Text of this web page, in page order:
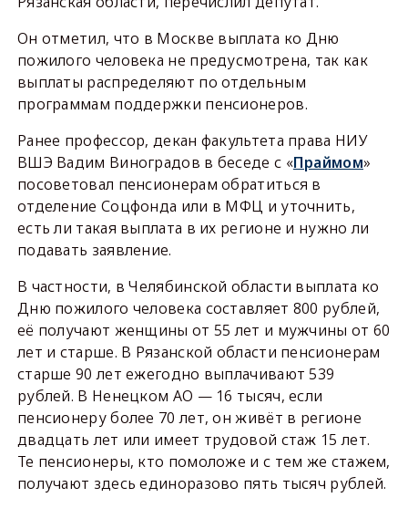
Он отметил, что в Москве выплата ко Дню
пожилого человека не предусмотрена, так как
выплаты распределяют по отдельным
программам поддержки пенсионеров.
Ранее профессор, декан факультета права НИУ
ВШЭ Вадим Виноградов в беседе с «Праймом»
посоветовал пенсионерам обратиться в
отделение Соцфонда или в МФЦ и уточнить,
есть ли такая выплата в их регионе и нужно ли
подавать заявление.
В частности, в Челябинской области выплата ко
Дню пожилого человека составляет 800 рублей,
её получают женщины от 55 лет и мужчины от 60
лет и старше. В Рязанской области пенсионерам
старше 90 лет ежегодно выплачивают 539
рублей. В Ненецком АО — 16 тысяч, если
пенсионеру более 70 лет, он живёт в регионе
двадцать лет или имеет трудовой стаж 15 лет.
Те пенсионеры, кто помоложе и с тем же стажем,
получают здесь единоразово пять тысяч рублей.